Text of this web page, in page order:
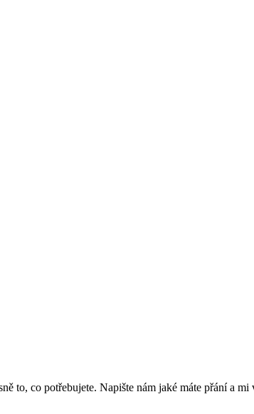
to, co potřebujete. Napište nám jaké máte přání a